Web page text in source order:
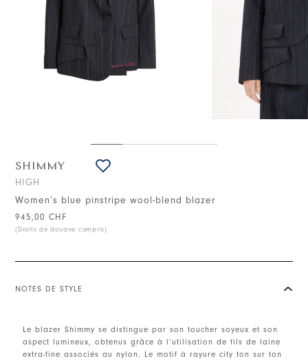
SHIMMY
HIGH
Women’s blue pinstripe wool-blend blazer
945,00 CHF
(Droits de douane compris)
NOTES DE STYLE
Le blazer Shimmy se distingue par son toucher soyeux et son
aspect lumineux, obtenus grâce à l’utilisation de fils de laine
extra-fine associés au nylon. Le motif à rayure city ton sur ton